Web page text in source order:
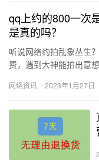
qq上约的800一次
是真的吗？
听说网络约拍乱象丛生
费，遇到大神能拍出意
都…
网络资讯 2023年1月27日